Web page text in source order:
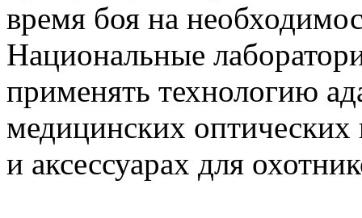
время боя на
Национальные
применять технологию
медицинских
и аксессуарах для